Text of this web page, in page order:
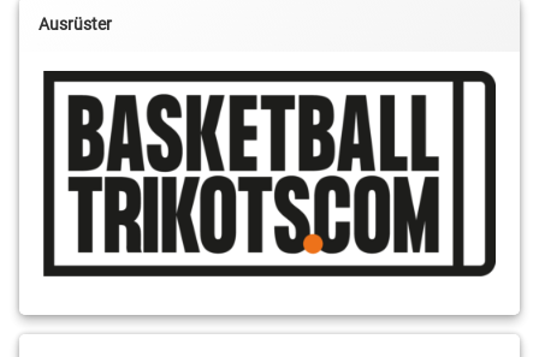
Ausrüster